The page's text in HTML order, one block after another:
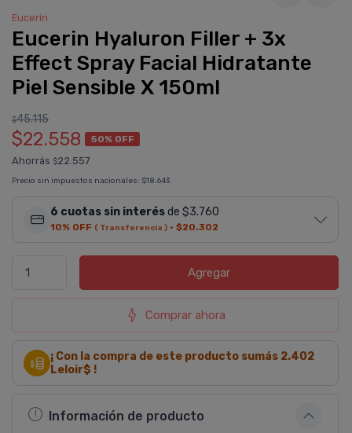
Eucerin
Eucerin Hyaluron Filler + 3x
Effect Spray Facial Hidratante
Piel Sensible X 150ml
$45.115
$22.558 50% OFF
Ahorrás $22.557
Precio sin impuestos nacionales: $18.643
6 cuotas sin interésde $3.760
10% OFF ( Transferencia ) · $20.302
Agregar
Comprar ahora
¡ Con la compra de este producto sumás 2.402
Leloir$ !
Información de producto